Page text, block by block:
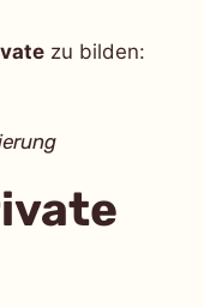
zu bilden: